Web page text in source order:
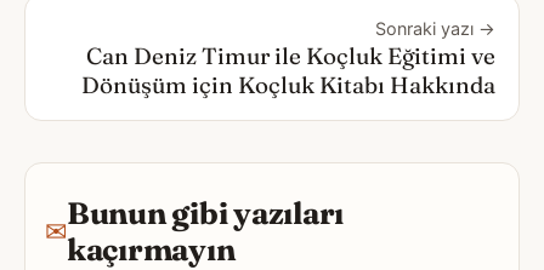
Sonraki yazı →
Can Deniz Timur ile Koçluk Eğitimi ve
Dönüşüm için Koçluk Kitabı Hakkında
✉Bunun gibi yazıları
kaçırmayın